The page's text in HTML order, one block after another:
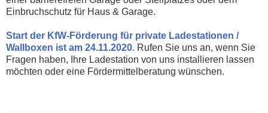
Einbruchschutz für Haus & Garage.
Start der KfW-Förderung für private Ladestationen /
Wallboxen ist am 24.11.2020. Rufen Sie uns an, wenn Sie
Fragen haben, Ihre Ladestation von uns installieren lassen
möchten oder eine Fördermittelberatung wünschen.